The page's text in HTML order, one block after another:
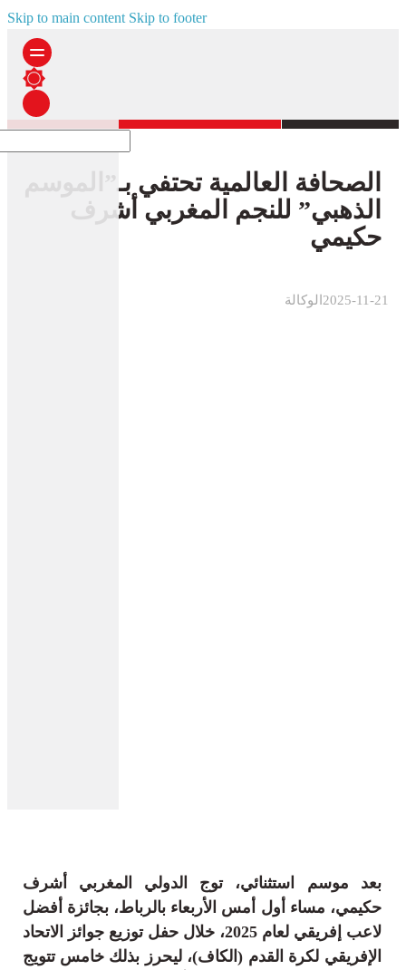
Skip to main content Skip to footer
الصحافة العالمية تحتفي بـ”الموسم
الذهبي” للنجم المغربي أشرف
حكيمي
الوكالة2025-11-21
بعد موسم استثنائي، توج الدولي المغربي أشرف
حكيمي، مساء أول أمس الأربعاء بالرباط، بجائزة أفضل
لاعب إفريقي لعام 2025، خلال حفل توزيع جوائز الاتحاد
الإفريقي لكرة القدم (الكاف)، ليحرز بذلك خامس تتويج